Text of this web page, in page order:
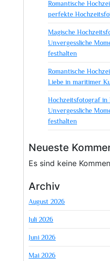
Romantische
perfekte
Magische
Unvergessliche
festhalten
Romantische
Liebe in maritimer
Hochzeitsfotograf in
Unvergessliche
festhalten
Neueste
Es sind keine
Archiv
August 2026
Juli 2026
Juni 2026
Mai 2026